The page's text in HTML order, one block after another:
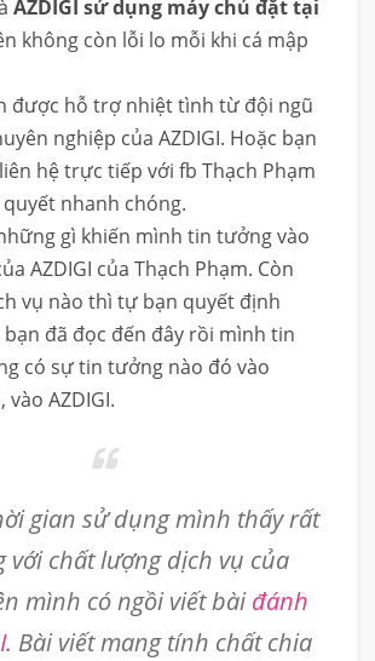
AZDIGI sử dụng máy chủ đặt tại
không còn lỗi lo mỗi khi cá mập
được hỗ trợ nhiệt tình từ đội ngũ
nghiệp của AZDIGI. Hoặc bạn
hệ trực tiếp với fb Thạch Phạm
nhanh chóng.
gì khiến mình tin tưởng vào
AZDIGI của Thạch Phạm. Còn
vụ nào thì tự bạn quyết định
bạn đã đọc đến đây rồi mình tin
có sự tin tưởng nào đó vào
vào AZDIGI.
gian sử dụng mình thấy rất
với chất lượng dịch vụ của
mình có ngồi viết bàiđánh
. Bài viết mang tính chất chia